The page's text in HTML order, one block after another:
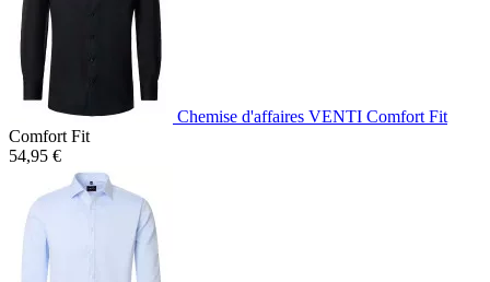
Chemise d'affaires VENTI Comfort Fit
Comfort Fit
54,95 €